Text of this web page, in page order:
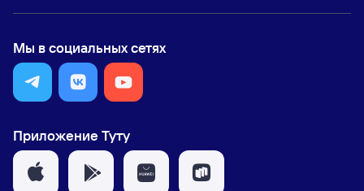
Мы в социальных сетях
Приложение Туту